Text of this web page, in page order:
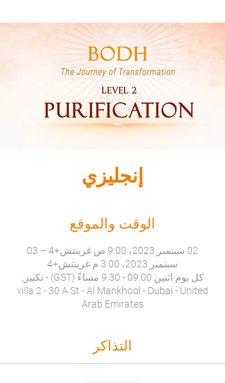
إنجليزي
الوقت والموقع
02 سبتمبر 2023، 9:00 ص غرينتش+4 – 03
سبتمبر 2023، 3:00 م غرينتش+4
كل يوم اثنين 09.00 - 9.30 مساءً (GST) - تكبير,
villa 2 - 30 A St - Al Mankhool - Dubai - United
Arab Emirates
التذاكر